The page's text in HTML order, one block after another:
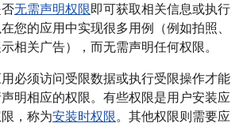
无需声明权限即可获取相关信息或执行
您的应用中实现很多用例（例如拍照、
相关广告），而无需声明任何权限。
必须访问受限数据或执行受限操作才能
明相应的权限。有些权限是用户安装应
，称为安装时权限。其他权限则需要应